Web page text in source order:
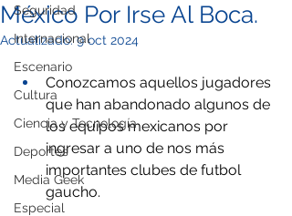
Seguridad
Internacional
Escenario
Cultura
Ciencia y Tecnología
Deportes
Media Geek
Especial
México Por Irse Al Boca.
Actualizado:9 oct 2024
Conozcamos aquellos jugadores
que han abandonado algunos de
los equipos mexicanos por
ingresar a uno de nos más
importantes clubes de futbol
gaucho.